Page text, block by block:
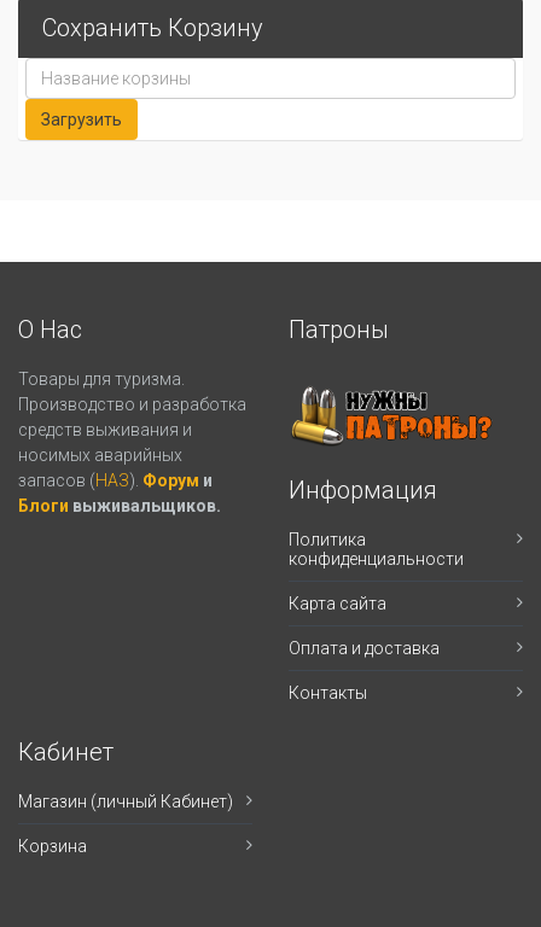
Сохранить Корзину
О Нас
Товары для туризма.
Производство и разработка
средств выживания и
носимых аварийных
запасов (НАЗ). Форум и
Блоги выживальщиков.
Патроны
Информация
Политика
конфиденциальности
Карта сайта
Оплата и доставка
Контакты
Кабинет
Магазин (личный Кабинет)
Корзина